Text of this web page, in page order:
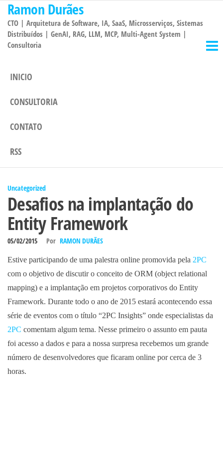
Pular
para
conteúdo
Ramon Durães
CTO | Arquitetura de Software, IA, SaaS, Microsserviços, Sistemas
Distribuídos | GenAI, RAG, LLM, MCP, Multi-Agent System |
Consultoria
INICIO
CONSULTORIA
CONTATO
RSS
Uncategorized
Desafios na implantação do
Entity Framework
05/02/2015 Por RAMON DURÃES
Estive participando de uma palestra online promovida pela 2PC
com o objetivo de discutir o conceito de ORM (object relational
mapping) e a implantação em projetos corporativos do Entity
Framework. Durante todo o ano de 2015 estará acontecendo essa
série de eventos com o título “2PC Insights” onde especialistas da
2PC comentam algum tema. Nesse primeiro o assunto em pauta
foi acesso a dados e para a nossa surpresa recebemos um grande
número de desenvolvedores que ficaram online por cerca de 3
horas.